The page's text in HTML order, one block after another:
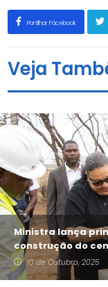
Partilhar Facebook
Veja
Ministra lança
construção do
Ramiros
10 de Outubro, 2025